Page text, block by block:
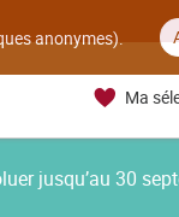
anonymes).
Ma
jusqu’au 30